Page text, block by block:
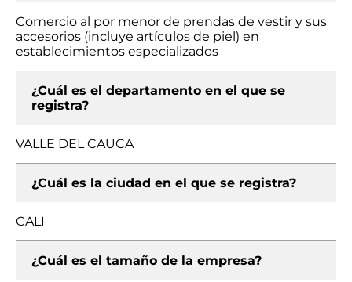
Comercio al por menor de prendas de vestir y sus
accesorios (incluye artículos de piel) en
establecimientos especializados
¿Cuál es el departamento en el que se
registra?
VALLE DEL CAUCA
¿Cuál es la ciudad en el que se registra?
CALI
¿Cuál es el tamaño de la empresa?